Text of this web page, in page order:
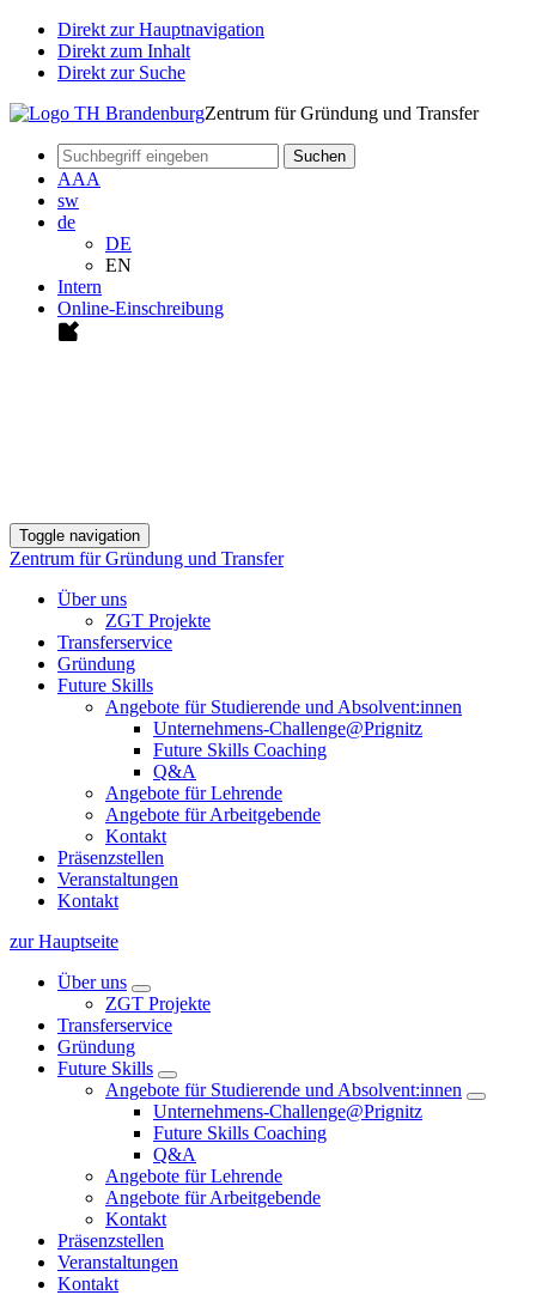
Direkt zur Hauptnavigation
Direkt zum Inhalt
Direkt zur Suche
Suchen
AAA
sw
de
DE
EN
Intern
Online-Einschreibung
Zentrum für Gründung und Transfer
Toggle navigation
Zentrum für Gründung und Transfer
Über uns
ZGT Projekte
Transferservice
Gründung
Future Skills
Angebote für Studierende und Absolvent:innen
Unternehmens-Challenge@Prignitz
Future Skills Coaching
Q&A
Angebote für Lehrende
Angebote für Arbeitgebende
Kontakt
Präsenzstellen
Veranstaltungen
Kontakt
zur Hauptseite
Über uns
ZGT Projekte
Transferservice
Gründung
Future Skills
Angebote für Studierende und Absolvent:innen
Unternehmens-Challenge@Prignitz
Future Skills Coaching
Q&A
Angebote für Lehrende
Angebote für Arbeitgebende
Kontakt
Präsenzstellen
Veranstaltungen
Kontakt